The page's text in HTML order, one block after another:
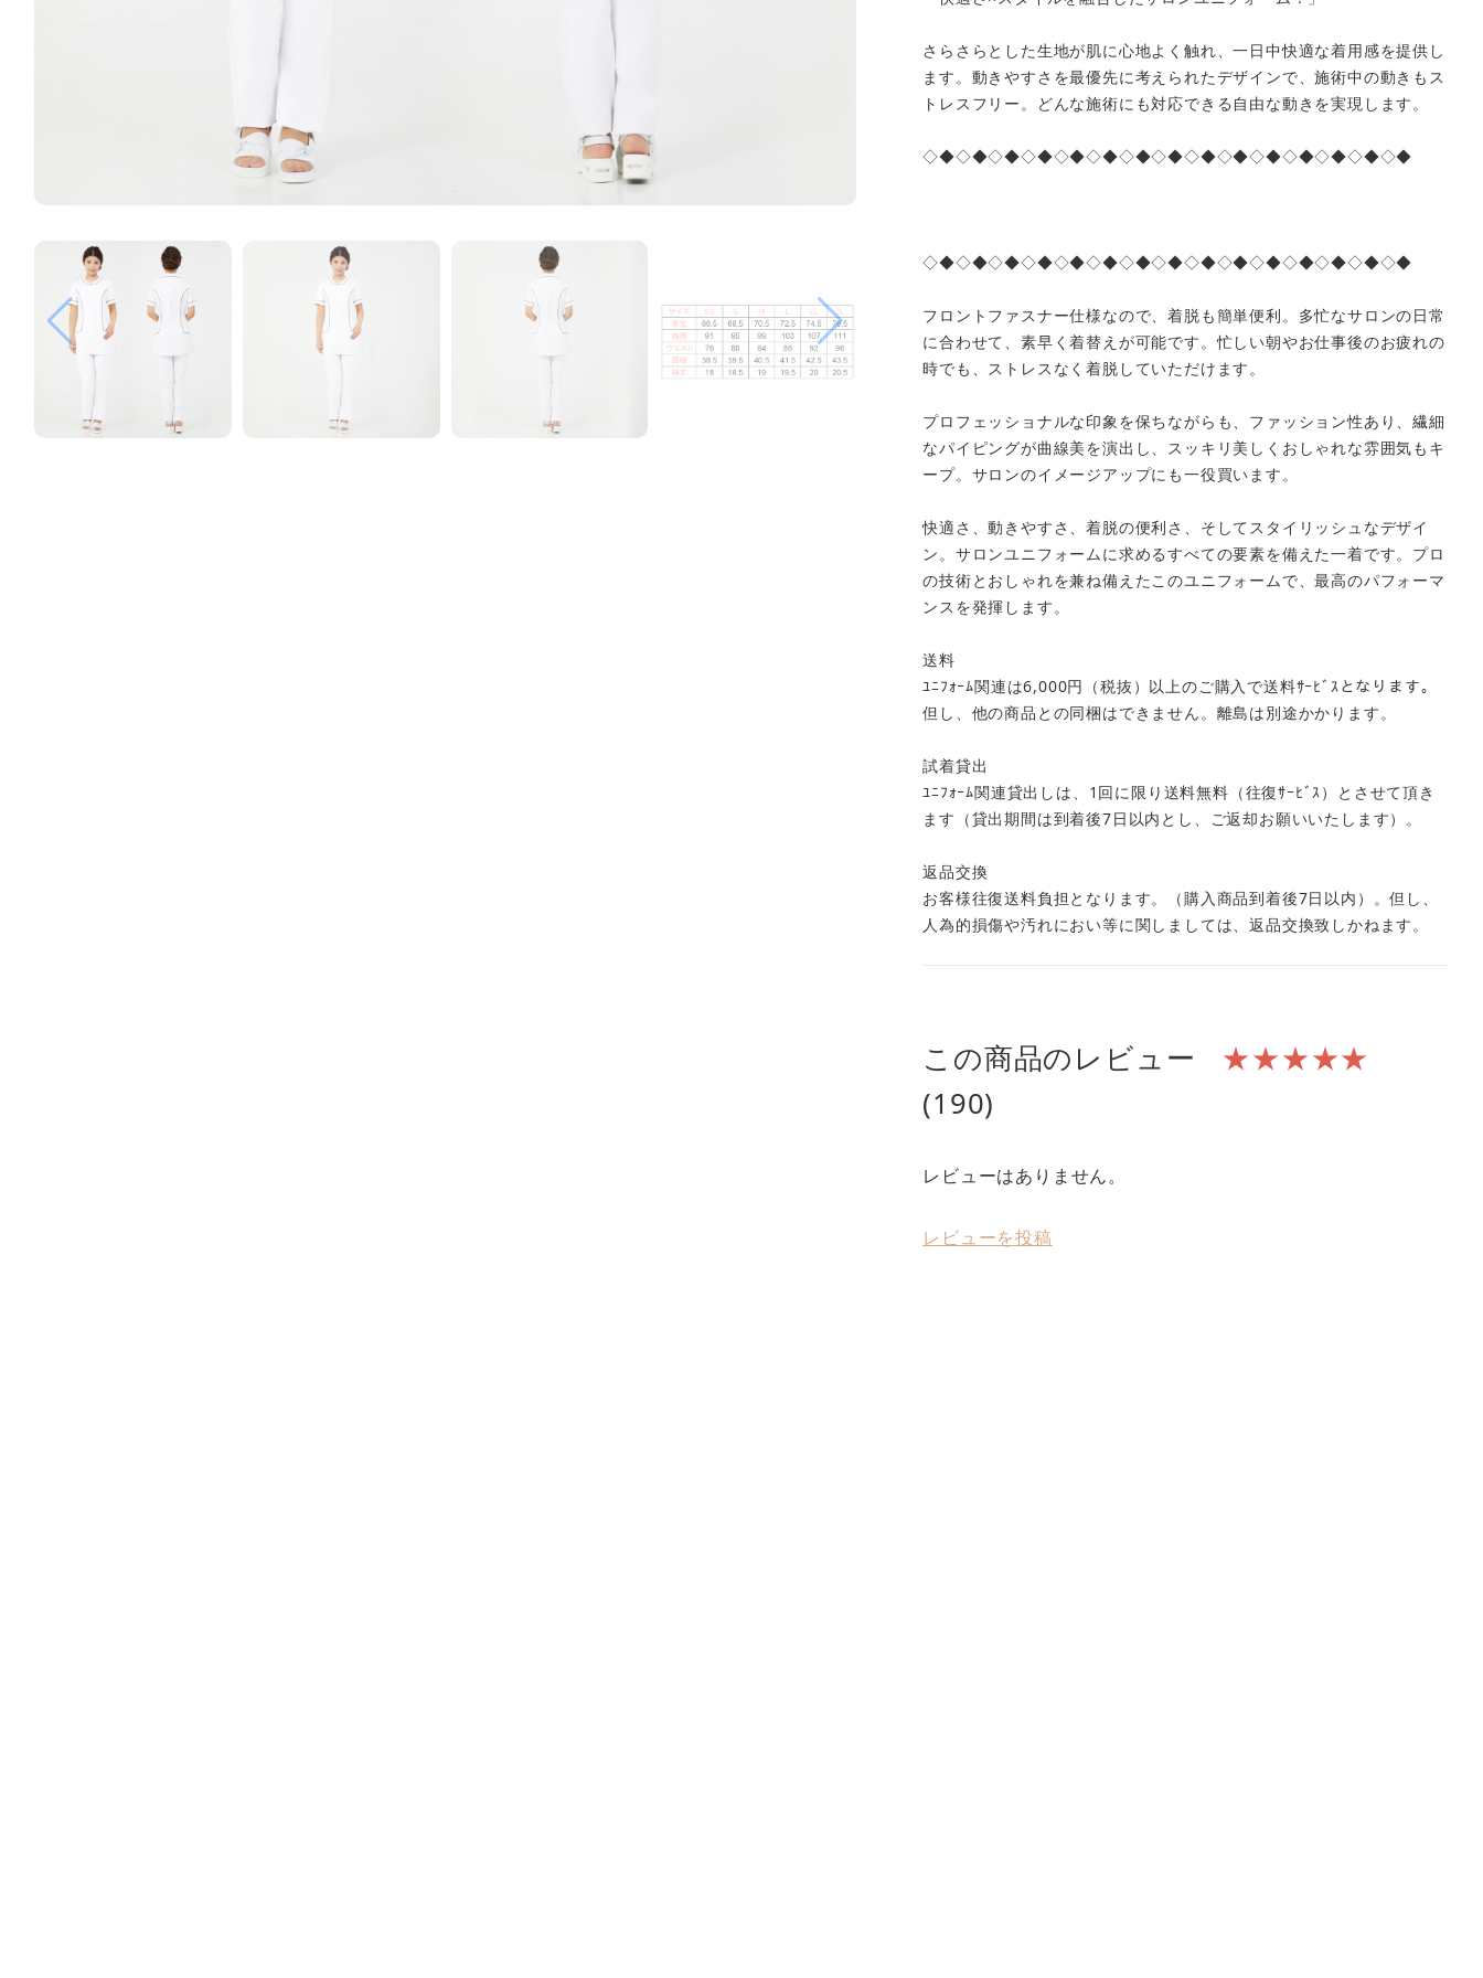
close
カートに追加しました。
さらさらとした生地が肌に心地よく触れ、一日中快適な着用感を提供し
ます。動きやすさを最優先に考えられたデザインで、施術中の動きもス
トレスフリー。どんな施術にも対応できる自由な動きを実現します。
◇◆◇◆◇◆◇◆◇◆◇◆◇◆◇◆◇◆◇◆◇◆◇◆◇◆◇◆◇◆
◇◆◇◆◇◆◇◆◇◆◇◆◇◆◇◆◇◆◇◆◇◆◇◆◇◆◇◆◇◆
フロントファスナー仕様なので、着脱も簡単便利。多忙なサロンの日常
に合わせて、素早く着替えが可能です。忙しい朝やお仕事後のお疲れの
時でも、ストレスなく着脱していただけます。
プロフェッショナルな印象を保ちながらも、ファッション性あり、繊細
なパイピングが曲線美を演出し、スッキリ美しくおしゃれな雰囲気もキ
ープ。サロンのイメージアップにも一役買います。
快適さ、動きやすさ、着脱の便利さ、そしてスタイリッシュなデザイ
ン。サロンユニフォームに求めるすべての要素を備えた一着です。プロ
の技術とおしゃれを兼ね備えたこのユニフォームで、最高のパフォーマ
ンスを発揮します。
送料
ﾕﾆﾌｫｰﾑ関連は6,000円（税抜）以上のご購入で送料ｻｰﾋﾞｽとなります。
但し、他の商品との同梱はできません。離島は別途かかります。
試着貸出
ﾕﾆﾌｫｰﾑ関連貸出しは、1回に限り送料無料（往復ｻｰﾋﾞｽ）とさせて頂き
ます（貸出期間は到着後7日以内とし、ご返却お願いいたします）。
返品交換
お客様往復送料負担となります。（購入商品到着後7日以内）。但し、
人為的損傷や汚れにおい等に関しましては、返品交換致しかねます。
この商品のレビュー
★★★★★
(190)
レビューはありません。
レビューを投稿